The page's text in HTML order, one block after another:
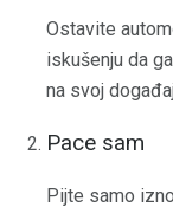
Ostavite
iskušenju da
na svoj
Pace sam
Pijte samo